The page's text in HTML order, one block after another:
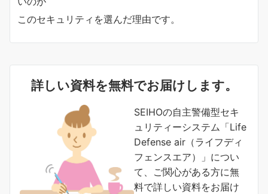
このセキュリティを選んだ理由です。
詳しい資料を無料でお届けします。
SEIHOの自主警備型セキ
ュリティーシステム「Life
Defense air（ライフディ
フェンスエア）」につい
て、ご関心がある方に無
料で詳しい資料をお届け